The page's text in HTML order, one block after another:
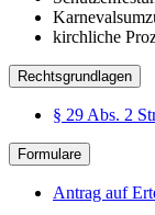
kirchliche
Rechtsgrundlagen
§ 29 Abs. 2
Formulare
Antrag auf